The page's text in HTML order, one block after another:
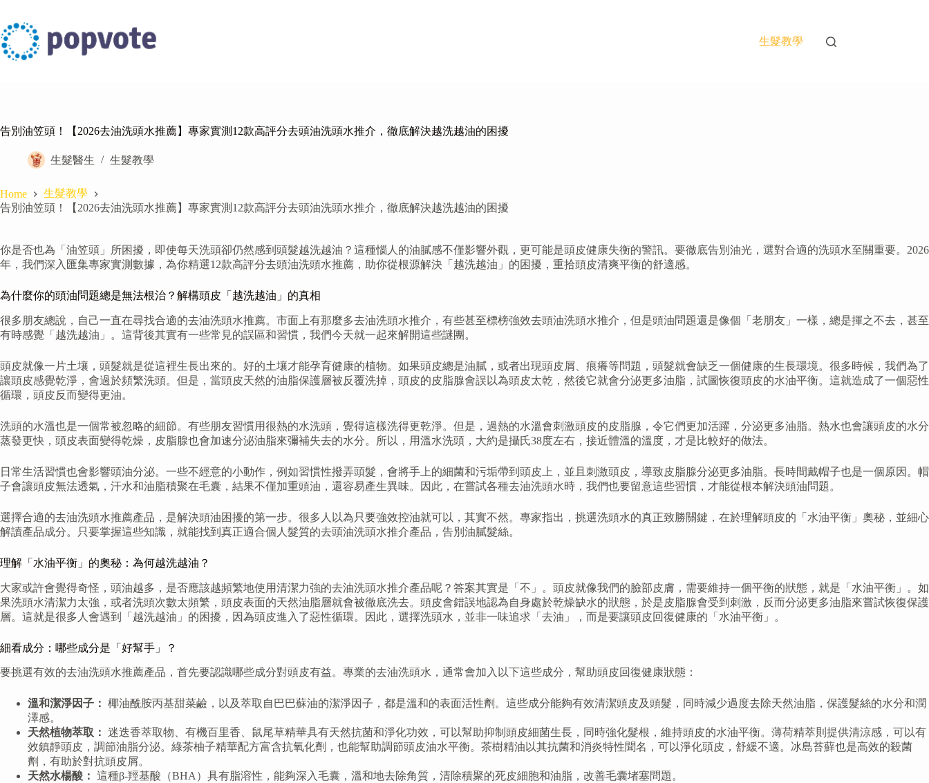
content
生髮教學
告別油笠頭！【2026去油洗頭水推薦】專家實測12款高評分去頭油洗頭水推介，徹底解決越洗越油的困擾
生髮醫生 生髮教學
Home
生髮教學
告別油笠頭！【2026去油洗頭水推薦】專家實測12款高評分去頭油洗頭水推介，徹底解決越洗越油的困擾
你是否也為「油笠頭」所困擾，即使每天洗頭卻仍然感到頭髮越洗越油？這種惱人的油膩感不僅影響外觀，更可能是頭皮健康失衡的警訊。要徹底告別油光，選對合適的洗頭水至關重要。2026
年，我們深入匯集專家實測數據，為你精選12款高評分去頭油洗頭水推薦，助你從根源解決「越洗越油」的困擾，重拾頭皮清爽平衡的舒適感。
為什麼你的頭油問題總是無法根治？解構頭皮「越洗越油」的真相
很多朋友總說，自己一直在尋找合適的去油洗頭水推薦。市面上有那麼多去油洗頭水推介，有些甚至標榜強效去頭油洗頭水推介，但是頭油問題還是像個「老朋友」一樣，總是揮之不去，甚至
有時感覺「越洗越油」。這背後其實有一些常見的誤區和習慣，我們今天就一起來解開這些謎團。
頭皮就像一片土壤，頭髮就是從這裡生長出來的。好的土壤才能孕育健康的植物。如果頭皮總是油膩，或者出現頭皮屑、痕癢等問題，頭髮就會缺乏一個健康的生長環境。很多時候，我們為了
讓頭皮感覺乾淨，會過於頻繁洗頭。但是，當頭皮天然的油脂保護層被反覆洗掉，頭皮的皮脂腺會誤以為頭皮太乾，然後它就會分泌更多油脂，試圖恢復頭皮的水油平衡。這就造成了一個惡性
循環，頭皮反而變得更油。
洗頭的水溫也是一個常被忽略的細節。有些朋友習慣用很熱的水洗頭，覺得這樣洗得更乾淨。但是，過熱的水溫會刺激頭皮的皮脂腺，令它們更加活躍，分泌更多油脂。熱水也會讓頭皮的水分
蒸發更快，頭皮表面變得乾燥，皮脂腺也會加速分泌油脂來彌補失去的水分。所以，用溫水洗頭，大約是攝氏38度左右，接近體溫的溫度，才是比較好的做法。
日常生活習慣也會影響頭油分泌。一些不經意的小動作，例如習慣性撥弄頭髮，會將手上的細菌和污垢帶到頭皮上，並且刺激頭皮，導致皮脂腺分泌更多油脂。長時間戴帽子也是一個原因。帽
子會讓頭皮無法透氣，汗水和油脂積聚在毛囊，結果不僅加重頭油，還容易產生異味。因此，在嘗試各種去油洗頭水時，我們也要留意這些習慣，才能從根本解決頭油問題。
選擇合適的去油洗頭水推薦產品，是解決頭油困擾的第一步。很多人以為只要強效控油就可以，其實不然。專家指出，挑選洗頭水的真正致勝關鍵，在於理解頭皮的「水油平衡」奧秘，並細心
解讀產品成分。只要掌握這些知識，就能找到真正適合個人髮質的去頭油洗頭水推介產品，告別油膩髮絲。
理解「水油平衡」的奧秘：為何越洗越油？
大家或許會覺得奇怪，頭油越多，是否應該越頻繁地使用清潔力強的去油洗頭水推介產品呢？答案其實是「不」。頭皮就像我們的臉部皮膚，需要維持一個平衡的狀態，就是「水油平衡」。如
果洗頭水清潔力太強，或者洗頭次數太頻繁，頭皮表面的天然油脂層就會被徹底洗去。頭皮會錯誤地認為自身處於乾燥缺水的狀態，於是皮脂腺會受到刺激，反而分泌更多油脂來嘗試恢復保護
層。這就是很多人會遇到「越洗越油」的困擾，因為頭皮進入了惡性循環。因此，選擇洗頭水，並非一味追求「去油」，而是要讓頭皮回復健康的「水油平衡」。
細看成分：哪些成分是「好幫手」？
要挑選有效的去油洗頭水推薦產品，首先要認識哪些成分對頭皮有益。專業的去油洗頭水，通常會加入以下這些成分，幫助頭皮回復健康狀態：
溫和潔淨因子： 椰油酰胺丙基甜菜鹼，以及萃取自巴巴蘇油的潔淨因子，都是溫和的表面活性劑。這些成分能夠有效清潔頭皮及頭髮，同時減少過度去除天然油脂，保護髮絲的水分和潤
澤感。
天然植物萃取： 迷迭香萃取物、有機百里香、鼠尾草精華具有天然抗菌和淨化功效，可以幫助抑制頭皮細菌生長，同時強化髮根，維持頭皮的水油平衡。薄荷精萃則提供清涼感，可以有
效鎮靜頭皮，調節油脂分泌。綠茶柚子精華配方富含抗氧化劑，也能幫助調節頭皮油水平衡。茶樹精油以其抗菌和消炎特性聞名，可以淨化頭皮，舒緩不適。冰島苔蘚也是高效的殺菌
劑，有助於對抗頭皮屑。
天然水楊酸： 這種β-羥基酸（BHA）具有脂溶性，能夠深入毛囊，溫和地去除角質，清除積聚的死皮細胞和油脂，改善毛囊堵塞問題。